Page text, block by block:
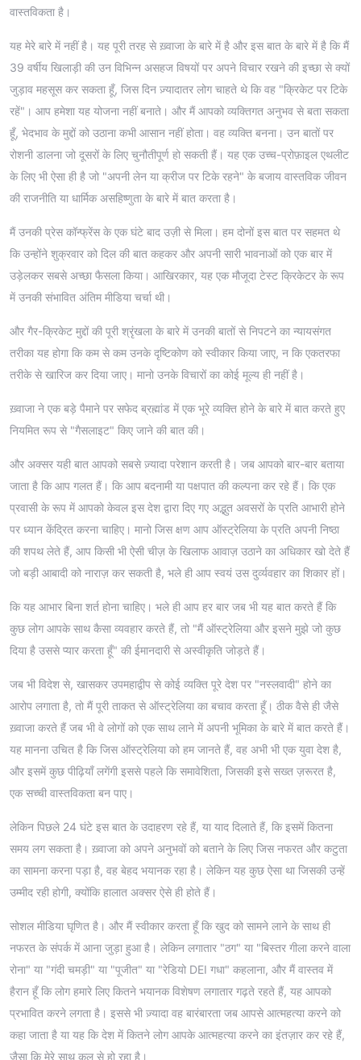
वास्तविकता है।
यह मेरे बारे में नहीं है। यह पूरी तरह से ख़्वाजा के बारे में है और इस बात के बारे में है कि मैं
39 वर्षीय खिलाड़ी की उन विभिन्न असहज विषयों पर अपने विचार रखने की इच्छा से क्यों
जुड़ाव महसूस कर सकता हूँ, जिस दिन ज़्यादातर लोग चाहते थे कि वह "क्रिकेट पर टिके
रहें"। आप हमेशा यह योजना नहीं बनाते। और मैं आपको व्यक्तिगत अनुभव से बता सकता
हूँ, भेदभाव के मुद्दों को उठाना कभी आसान नहीं होता। वह व्यक्ति बनना। उन बातों पर
रोशनी डालना जो दूसरों के लिए चुनौतीपूर्ण हो सकती हैं। यह एक उच्च-प्रोफ़ाइल एथलीट
के लिए भी ऐसा ही है जो "अपनी लेन या क्रीज पर टिके रहने" के बजाय वास्तविक जीवन
की राजनीति या धार्मिक असहिष्णुता के बारे में बात करता है।
मैं उनकी प्रेस कॉन्फ्रेंस के एक घंटे बाद उज़ी से मिला। हम दोनों इस बात पर सहमत थे
कि उन्होंने शुक्रवार को दिल की बात कहकर और अपनी सारी भावनाओं को एक बार में
उड़ेलकर सबसे अच्छा फैसला किया। आखिरकार, यह एक मौजूदा टेस्ट क्रिकेटर के रूप
में उनकी संभावित अंतिम मीडिया चर्चा थी।
और गैर-क्रिकेट मुद्दों की पूरी श्रृंखला के बारे में उनकी बातों से निपटने का न्यायसंगत
तरीका यह होगा कि कम से कम उनके दृष्टिकोण को स्वीकार किया जाए, न कि एकतरफा
तरीके से खारिज कर दिया जाए। मानो उनके विचारों का कोई मूल्य ही नहीं है।
ख़्वाजा ने एक बड़े पैमाने पर सफेद ब्रह्मांड में एक भूरे व्यक्ति होने के बारे में बात करते हुए
नियमित रूप से "गैसलाइट" किए जाने की बात की।
और अक्सर यही बात आपको सबसे ज़्यादा परेशान करती है। जब आपको बार-बार बताया
जाता है कि आप गलत हैं। कि आप बदनामी या पक्षपात की कल्पना कर रहे हैं। कि एक
प्रवासी के रूप में आपको केवल इस देश द्वारा दिए गए अद्भुत अवसरों के प्रति आभारी होने
पर ध्यान केंद्रित करना चाहिए। मानो जिस क्षण आप ऑस्ट्रेलिया के प्रति अपनी निष्ठा
की शपथ लेते हैं, आप किसी भी ऐसी चीज़ के खिलाफ आवाज़ उठाने का अधिकार खो देते हैं
जो बड़ी आबादी को नाराज़ कर सकती है, भले ही आप स्वयं उस दुर्व्यवहार का शिकार हों।
कि यह आभार बिना शर्त होना चाहिए। भले ही आप हर बार जब भी यह बात करते हैं कि
कुछ लोग आपके साथ कैसा व्यवहार करते हैं, तो "मैं ऑस्ट्रेलिया और इसने मुझे जो कुछ
दिया है उससे प्यार करता हूँ" की ईमानदारी से अस्वीकृति जोड़ते हैं।
जब भी विदेश से, खासकर उपमहाद्वीप से कोई व्यक्ति पूरे देश पर "नस्लवादी" होने का
आरोप लगाता है, तो मैं पूरी ताकत से ऑस्ट्रेलिया का बचाव करता हूँ। ठीक वैसे ही जैसे
ख़्वाजा करते हैं जब भी वे लोगों को एक साथ लाने में अपनी भूमिका के बारे में बात करते हैं।
यह मानना उचित है कि जिस ऑस्ट्रेलिया को हम जानते हैं, वह अभी भी एक युवा देश है,
और इसमें कुछ पीढ़ियाँ लगेंगी इससे पहले कि समावेशिता, जिसकी इसे सख्त ज़रूरत है,
एक सच्ची वास्तविकता बन पाए।
लेकिन पिछले 24 घंटे इस बात के उदाहरण रहे हैं, या याद दिलाते हैं, कि इसमें कितना
समय लग सकता है। ख़्वाजा को अपने अनुभवों को बताने के लिए जिस नफरत और कटुता
का सामना करना पड़ा है, वह बेहद भयानक रहा है। लेकिन यह कुछ ऐसा था जिसकी उन्हें
उम्मीद रही होगी, क्योंकि हालात अक्सर ऐसे ही होते हैं।
सोशल मीडिया घृणित है। और मैं स्वीकार करता हूँ कि खुद को सामने लाने के साथ ही
नफरत के संपर्क में आना जुड़ा हुआ है। लेकिन लगातार "ठग" या "बिस्तर गीला करने वाला
रोना" या "गंदी चमड़ी" या "पूजीत" या "रेडियो DEI गधा" कहलाना, और मैं वास्तव में
हैरान हूँ कि लोग हमारे लिए कितने भयानक विशेषण लगातार गढ़ते रहते हैं, यह आपको
प्रभावित करने लगता है। इससे भी ज़्यादा वह बारंबारता जब आपसे आत्महत्या करने को
कहा जाता है या यह कि देश में कितने लोग आपके आत्महत्या करने का इंतज़ार कर रहे हैं,
जैसा कि मेरे साथ कल से हो रहा है।